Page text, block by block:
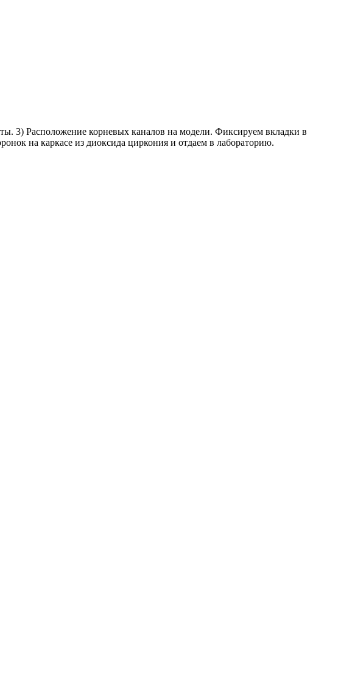
3) Расположение корневых каналов на модели. Фиксируем вкладки в
на каркасе из диоксида циркония и отдаем в лабораторию.